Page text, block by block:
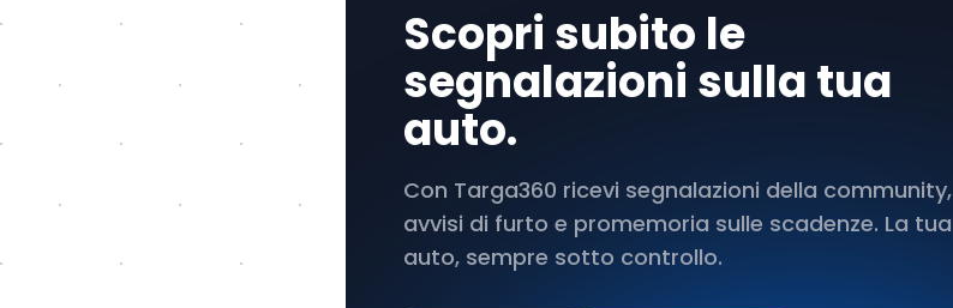
Scopri subito le
segnalazioni sulla tua
auto.
Con Targa360 ricevi segnalazioni della community,
avvisi di furto e promemoria sulle scadenze. La tua
auto, sempre sotto controllo.